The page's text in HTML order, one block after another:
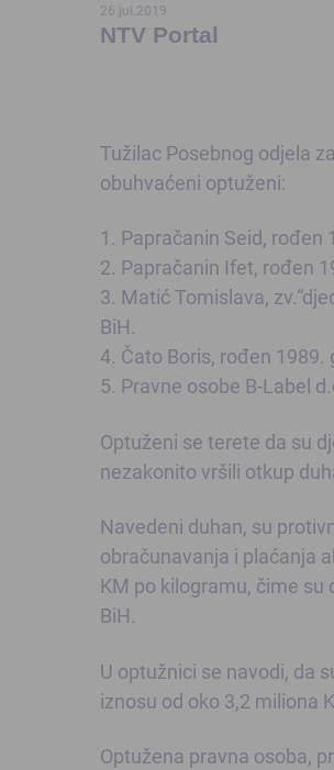
26.jul.2019
NTV Portal
Tužilac Posebnog odjela
obuhvaćeni optuženi:
1. Papračanin Seid, rođen
2. Papračanin Ifet, rođen
3. Matić Tomislava,
BiH.
4. Čato Boris, rođen
5. Pravne osobe B-Label
Optuženi se terete da su
nezakonito vršili otkup
Navedeni duhan, su
obračunavanja i plaćanja
KM po kilogramu, čime
BiH.
U optužnici se navodi, da
iznosu od oko 3,2 miliona
Optužena pravna osoba,